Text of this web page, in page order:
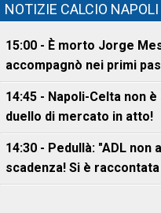
NOTIZIE CALCIO NAPOLI
15:00 - È morto Jorge
accompagnò nei primi
14:45 - Napoli-Celta non
duello di mercato in atto!
14:30 - Pedullà: "ADL
scadenza! Si è